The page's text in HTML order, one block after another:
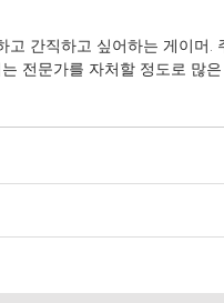
고 간직하고 싶어하는 게이머
전문가를 자처할 정도로 많